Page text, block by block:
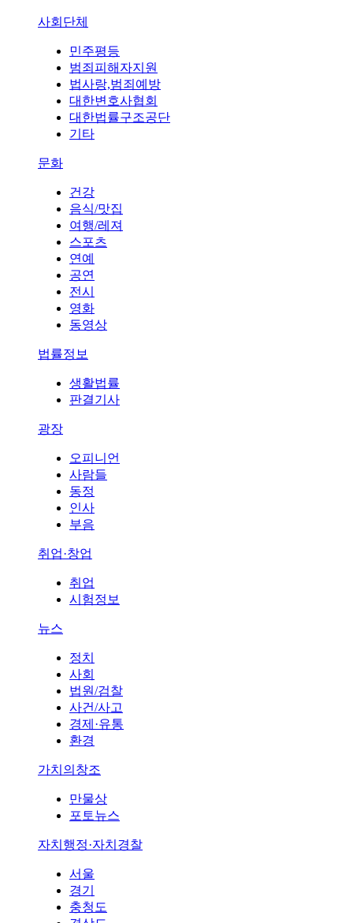
사회단체
민주평등
범죄피해자지원
법사랑,범죄예방
대한변호사협회
대한법률구조공단
기타
문화
건강
음식/맛집
여행/레져
스포츠
연예
공연
전시
영화
동영상
법률정보
생활법률
판결기사
광장
오피니언
사람들
동정
인사
부음
취업·창업
취업
시험정보
뉴스
정치
사회
법원/검찰
사건/사고
경제·유통
환경
가치의창조
만물상
포토뉴스
자치행정·자치경찰
서울
경기
충청도